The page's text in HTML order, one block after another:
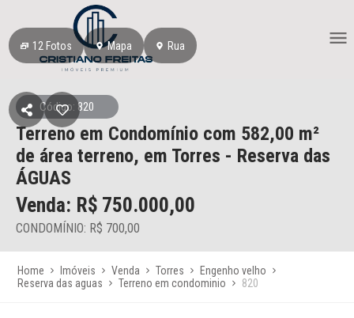
12 Fotos Mapa Rua
Código: 820
Terreno em Condomínio com 582,00 m²
de área terreno, em Torres - Reserva das
ÁGUAS
Venda: R$ 750.000,00
CONDOMÍNIO: R$ 700,00
Home Imóveis Venda Torres
Engenho velho
Reserva das aguas
Terreno em condominio 820